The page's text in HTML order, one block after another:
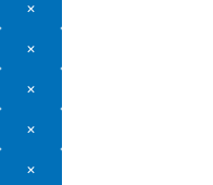
×
×
×
×
×